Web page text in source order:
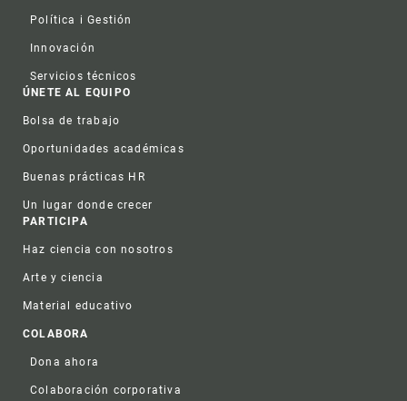
Política i Gestión
Innovación
Servicios técnicos
ÚNETE AL EQUIPO
Bolsa de trabajo
Oportunidades académicas
Buenas prácticas HR
Un lugar donde crecer
PARTICIPA
Haz ciencia con nosotros
Arte y ciencia
Material educativo
COLABORA
Dona ahora
Colaboración corporativa